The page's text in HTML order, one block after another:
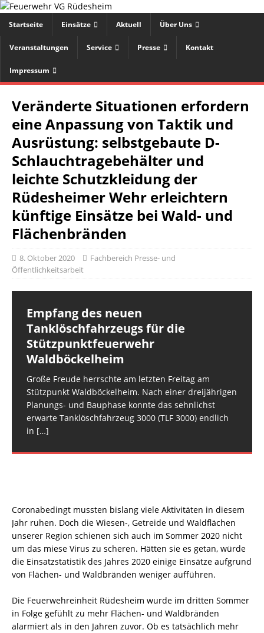
Startseite Einsätze Aktuell Über Uns
Veranstaltungen Service Presse Kontakt
Impressum
Veränderte Situationen erfordern
eine Anpassung von Taktik und
Ausrüstung: selbstgebaute D-
Schlauchtragebehälter und
leichte Schutzkleidung der
Rüdesheimer Wehr erleichtern
künftige Einsätze bei Wald- und
Flächenbränden
8. Oktober 2020
Fachbereich Presse- und
Öffentlichkeitsarbeit
Empfang des neuen
Tanklöschfahrzeugs für die
Stützpunktfeuerwehr
Waldböckelheim
Große Freude herrschte am letzten Freitag am
Stützpunkt Waldböckelheim. Nach einer dreijährigen
Planungs- und Bauphase konnte das sehnlichst
erwarte Tanklöschfahrzeug 3000 (TLF 3000) endlich
in […]
Coronabedingt mussten bislang viele Aktivitäten in diesem
Jahr ruhen. Doch die Wiesen-, Getreide und Waldflächen
unserer Region schienen sich auch im Sommer 2020 nicht
um das miese Virus zu scheren. Hätten sie es getan, würde
die Einsatzstatistik des Jahres 2020 einige Einsätze aufgrund
von Flächen- und Waldbränden weniger aufführen.
Die Feuerwehreinheit Rüdesheim wurde im dritten Sommer
in Folge gefühlt zu mehr Flächen- und Waldbränden
alarmiert als in den Jahren zuvor. Ob es tatsächlich mehr